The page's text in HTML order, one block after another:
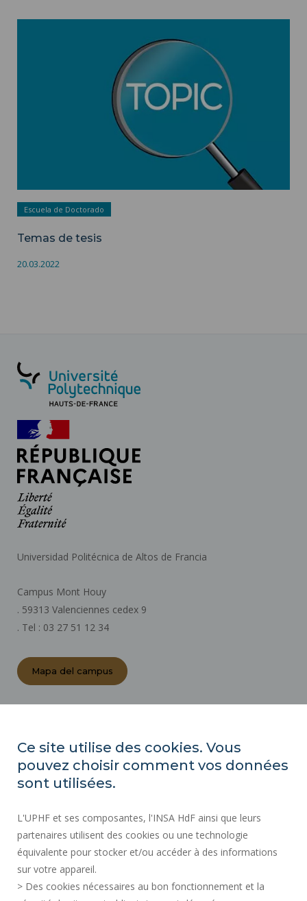
Escuela de Doctorado
Temas de tesis
20.03.2022
Universidad Politécnica de Altos de Francia
Campus Mont Houy
. 59313 Valenciennes cedex 9
. Tel : 03 27 51 12 34
Mapa del campus
CONTRATACIÓN PÚBLICA
MAPA DEL SITIO
ACCESIBILIDAD
INFORMACIÓN LEGAL
CONTACTOS
DATOS PERSONALES
Ce site utilise des cookies. Vous
pouvez choisir comment vos données
sont utilisées.
L'UPHF et ses composantes, l'INSA HdF ainsi que leurs
partenaires utilisent des cookies ou une technologie
équivalente pour stocker et/ou accéder à des informations
sur votre appareil.
> Des cookies nécessaires au bon fonctionnement et la